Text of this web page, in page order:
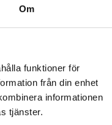
Om
funktioner för
från din enhet
informationen
tjänster.
och leveransvillkor